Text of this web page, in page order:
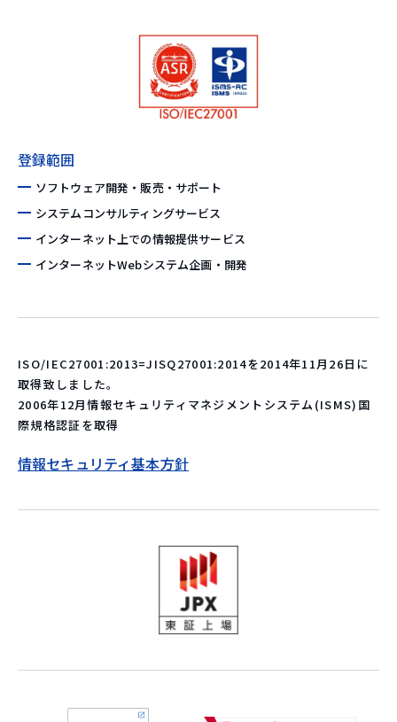
登録範囲
ソフトウェア開発・販売・サポート
システムコンサルティングサービス
インターネット上での情報提供サービス
インターネットWebシステム企画・開発
ISO/IEC27001:2013=JISQ27001:2014を2014年11月26日に
取得致しました。
2006年12月情報セキュリティマネジメントシステム(ISMS)国
際規格認証を取得
情報セキュリティ基本方針